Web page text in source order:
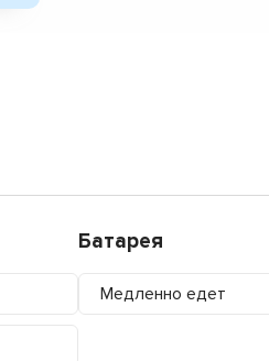
Батарея
Медленно едет